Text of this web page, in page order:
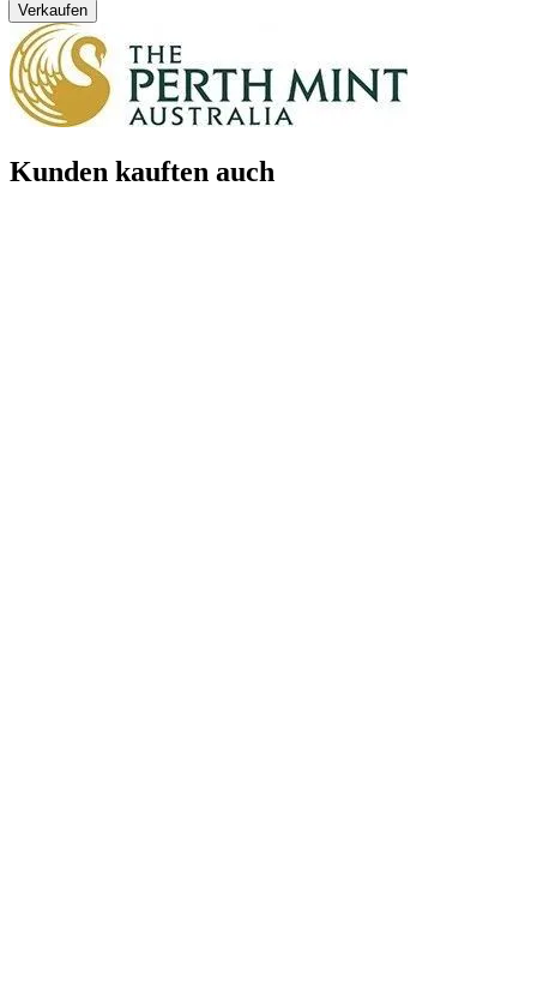
Verkaufen
Kunden kauften auch